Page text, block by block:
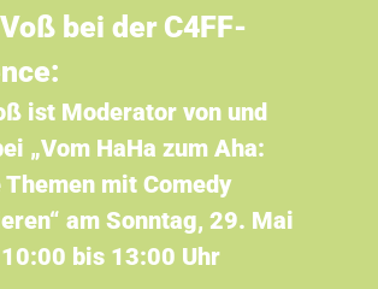
bei der C4FF-
ist Moderator von und
„Vom HaHa zum Aha:
Themen mit Comedy
am Sonntag, 29. Mai
bis 13:00 Uhr